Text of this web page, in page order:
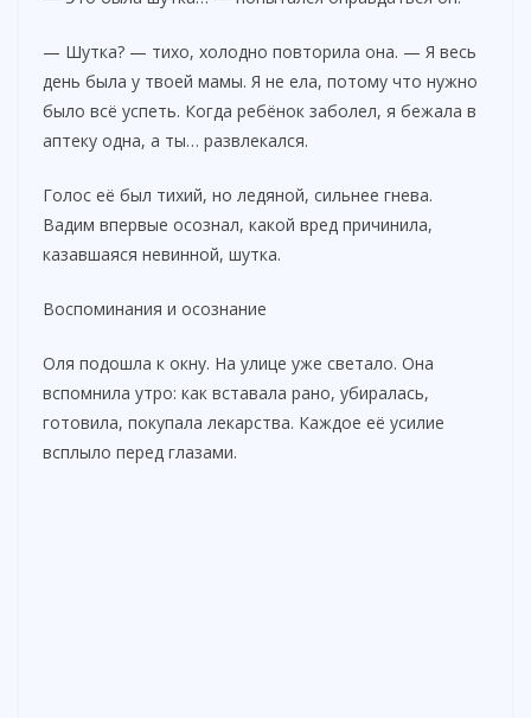
— Шутка? — тихо, холодно повторила она. — Я весь
день была у твоей мамы. Я не ела, потому что нужно
было всё успеть. Когда ребёнок заболел, я бежала в
аптеку одна, а ты… развлекался.
Голос её был тихий, но ледяной, сильнее гнева.
Вадим впервые осознал, какой вред причинила,
казавшаяся невинной, шутка.
Воспоминания и осознание
Оля подошла к окну. На улице уже светало. Она
вспомнила утро: как вставала рано, убиралась,
готовила, покупала лекарства. Каждое её усилие
всплыло перед глазами.